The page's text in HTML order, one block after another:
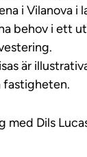
i Vilanova i
behov i ett
är
fastigheten.
med Dils